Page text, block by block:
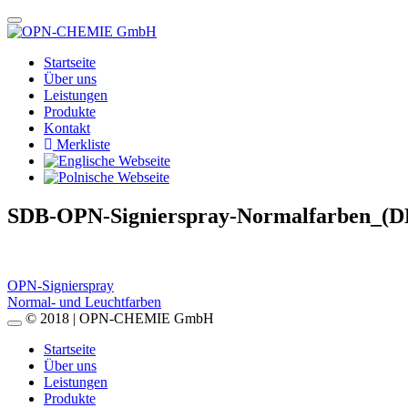
Startseite
Über uns
Leistungen
Produkte
Kontakt
Merkliste
SDB-OPN-Signierspray-
Beitragsnavigation
OPN-Signierspray
Normal- und Leuchtfarben
© 2018 | OPN-CHEMIE GmbH
Startseite
Über uns
Leistungen
Produkte